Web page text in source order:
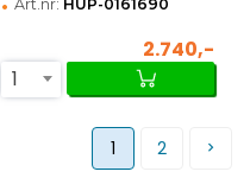
Art.nr: HUP-0161690
2.740,-
1
1 2